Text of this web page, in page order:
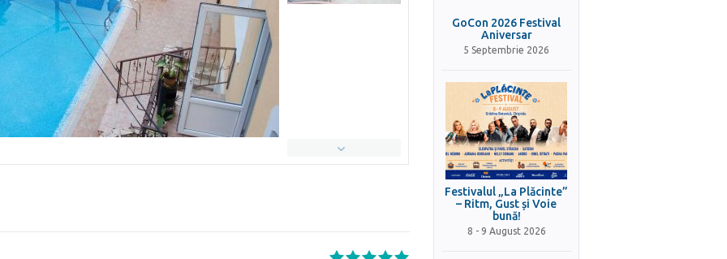
GoCon 2026 Festival
Aniversar
5 Septembrie 2026
Festivalul „La Plăcinte”
– Ritm, Gust și Voie
bună!
8 - 9 August 2026